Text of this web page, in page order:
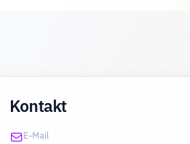
Kontakt
E-Mail